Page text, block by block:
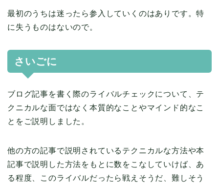
最初のうちは迷ったら参入していくのはありです。特
に失うものはないので。
さいごに
ブログ記事を書く際のライバルチェックについて、テ
クニカルな面ではなく本質的なことやマインド的なこ
とをご説明しました。
他の方の記事で説明されているテクニカルな方法や本
記事で説明した方法をもとに数をこなしていけば、あ
る程度、このライバルだったら戦えそうだ、難しそう